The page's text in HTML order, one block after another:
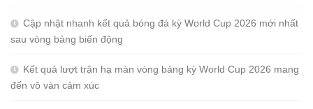
Cập nhật nhanh kết quả bóng đá kỳ World Cup 2026 mới nhất
sau vòng bảng biến động
Kết quả lượt trận hạ màn vòng bảng kỳ World Cup 2026 mang
đến vô vàn cảm xúc